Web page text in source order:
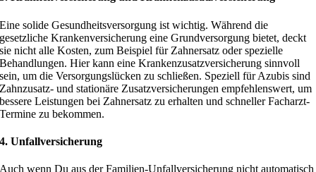
Eine solide Gesundheitsversorgung ist wichtig. Während die
gesetzliche Krankenversicherung eine Grundversorgung bietet, deckt
sie nicht alle Kosten, zum Beispiel für Zahnersatz oder spezielle
Behandlungen. Hier kann eine Krankenzusatzversicherung sinnvoll
sein, um die Versorgungslücken zu schließen. Speziell für Azubis sind
Zahnzusatz- und stationäre Zusatzversicherungen empfehlenswert, um
bessere Leistungen bei Zahnersatz zu erhalten und schneller Facharzt-
Termine zu bekommen.
4. Unfallversicherung
Auch wenn Du aus der Familien-Unfallversicherung nicht automatisch